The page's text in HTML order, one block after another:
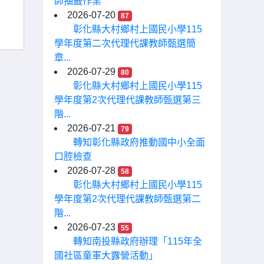
2026-07-20
87
彰化縣大村鄉村上國民小學115
學年度第二次代理代課教師甄選簡
章...
2026-07-29
80
彰化縣大村鄉村上國民小學115
學年度第2次代理代課教師甄選第三
階...
2026-07-21
79
轉知彰化縣政府推動國中小全面
口腔檢查
2026-07-28
58
彰化縣大村鄉村上國民小學115
學年度第2次代理代課教師甄選第二
階...
2026-07-23
55
轉知南投縣政府辦理「115年全
國社區童軍大露營活動」